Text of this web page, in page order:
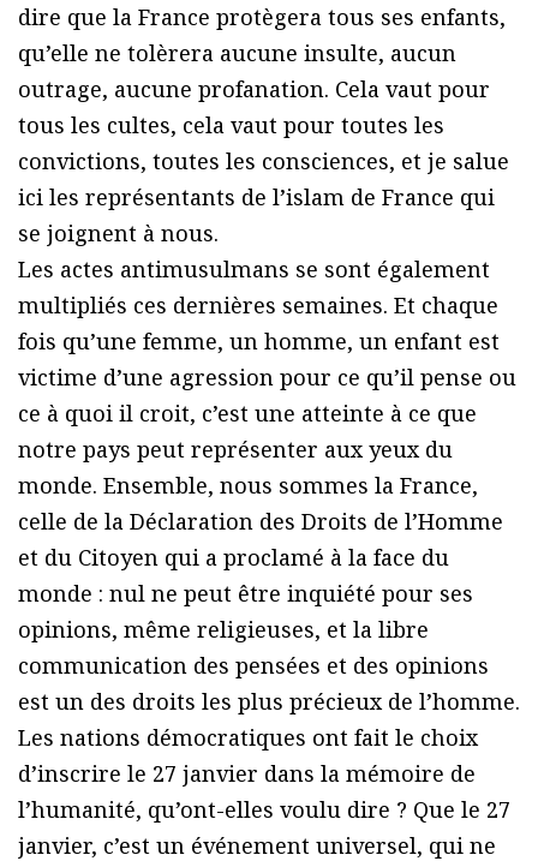
dire que la France protègera tous ses enfants,
qu’elle ne tolèrera aucune insulte, aucun
outrage, aucune profanation. Cela vaut pour
tous les cultes, cela vaut pour toutes les
convictions, toutes les consciences, et je salue
ici les représentants de l’islam de France qui
se joignent à nous.
Les actes antimusulmans se sont également
multipliés ces dernières semaines. Et chaque
fois qu’une femme, un homme, un enfant est
victime d’une agression pour ce qu’il pense ou
ce à quoi il croit, c’est une atteinte à ce que
notre pays peut représenter aux yeux du
monde. Ensemble, nous sommes la France,
celle de la Déclaration des Droits de l’Homme
et du Citoyen qui a proclamé à la face du
monde : nul ne peut être inquiété pour ses
opinions, même religieuses, et la libre
communication des pensées et des opinions
est un des droits les plus précieux de l’homme.
Les nations démocratiques ont fait le choix
d’inscrire le 27 janvier dans la mémoire de
l’humanité, qu’ont-elles voulu dire ? Que le 27
janvier, c’est un événement universel, qui ne